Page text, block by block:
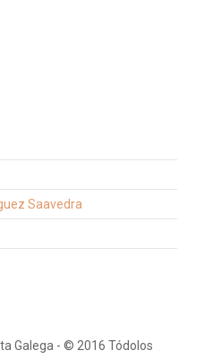
Saavedra
Galega - © 2016 Tódolos